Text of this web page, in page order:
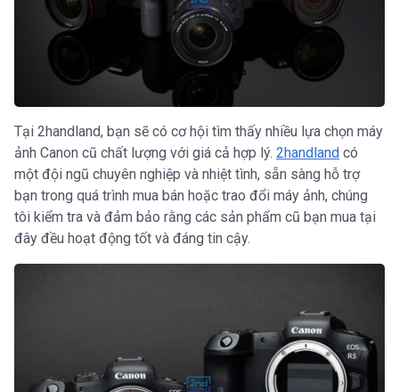
Tại 2handland, bạn sẽ có cơ hội tìm thấy nhiều lựa chọn máy
ảnh Canon cũ chất lượng với giá cả hợp lý. 2handland có
một đội ngũ chuyên nghiệp và nhiệt tình, sẵn sàng hỗ trợ
bạn trong quá trình mua bán hoặc trao đổi máy ảnh, chúng
tôi kiểm tra và đảm bảo rằng các sản phẩm cũ bạn mua tại
đây đều hoạt động tốt và đáng tin cậy.